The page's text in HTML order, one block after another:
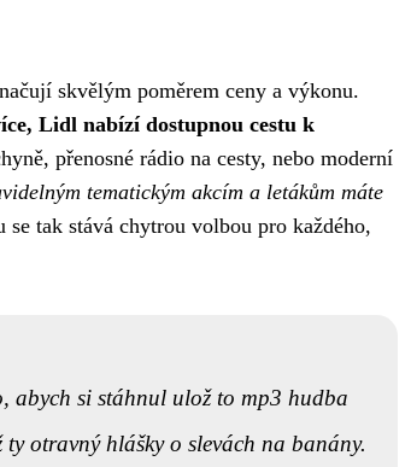
skvělým poměrem ceny a výkonu.
Lidl nabízí dostupnou cestu k
přenosné rádio na cesty, nebo moderní
tematickým akcím a letákům máte
tak stává chytrou volbou pro každého,
abych si stáhnul ulož to mp3 hudba
otravný hlášky o slevách na banány.